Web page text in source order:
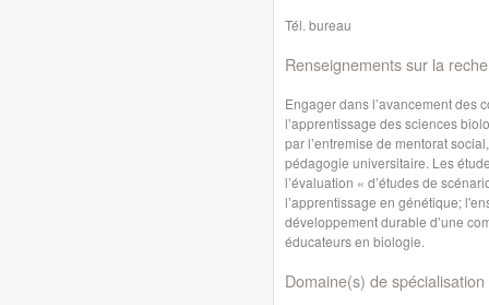
Tél. bureau
Renseignements sur la
Engager dans l’avancement des
l’apprentissage des sciences
par l’entremise de mentorat
pédagogie universitaire. Les
l’évaluation « d’études de
l’apprentissage en génétique;
développement durable d’une
éducateurs en biologie.
Domaine(s) de spécialisation